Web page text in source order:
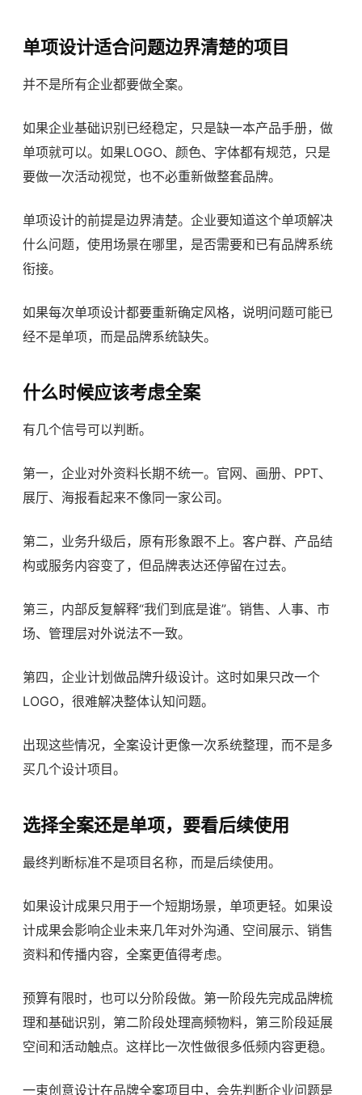
单项设计适合问题边界清楚的项目
并不是所有企业都要做全案。
如果企业基础识别已经稳定，只是缺一本产品手册，做
单项就可以。如果LOGO、颜色、字体都有规范，只是
要做一次活动视觉，也不必重新做整套品牌。
单项设计的前提是边界清楚。企业要知道这个单项解决
什么问题，使用场景在哪里，是否需要和已有品牌系统
衔接。
如果每次单项设计都要重新确定风格，说明问题可能已
经不是单项，而是品牌系统缺失。
什么时候应该考虑全案
有几个信号可以判断。
第一，企业对外资料长期不统一。官网、画册、PPT、
展厅、海报看起来不像同一家公司。
第二，业务升级后，原有形象跟不上。客户群、产品结
构或服务内容变了，但品牌表达还停留在过去。
第三，内部反复解释“我们到底是谁”。销售、人事、市
场、管理层对外说法不一致。
第四，企业计划做品牌升级设计。这时如果只改一个
LOGO，很难解决整体认知问题。
出现这些情况，全案设计更像一次系统整理，而不是多
买几个设计项目。
选择全案还是单项，要看后续使用
最终判断标准不是项目名称，而是后续使用。
如果设计成果只用于一个短期场景，单项更轻。如果设
计成果会影响企业未来几年对外沟通、空间展示、销售
资料和传播内容，全案更值得考虑。
预算有限时，也可以分阶段做。第一阶段先完成品牌梳
理和基础识别，第二阶段处理高频物料，第三阶段延展
空间和活动触点。这样比一次性做很多低频内容更稳。
一束创意设计在品牌全案项目中，会先判断企业问题是